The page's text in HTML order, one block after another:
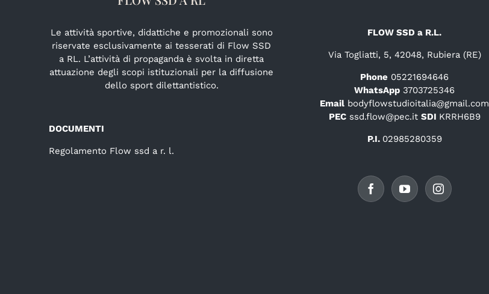
Le attività sportive, didattiche e promozionali sono
riservate esclusivamente ai tesserati di Flow SSD
a RL. L’attività di propaganda è svolta in diretta
attuazione degli scopi istituzionali per la diffusione
dello sport dilettantistico.
DOCUMENTI
Regolamento Flow ssd a r. l.
FLOW SSD a R.L.
Via Togliatti, 5, 42048, Rubiera (RE)
Phone 05221694646
WhatsApp 3703725346
Email bodyflowstudioitalia@gmail.com
PECssd.flow@pec.it SDI KRRH6B9
P.I. 02985280359